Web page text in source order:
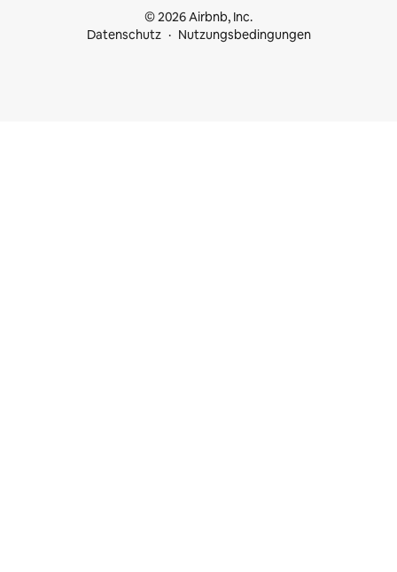
© 2026 Airbnb, Inc.
Datenschutz
Nutzungsbedingungen